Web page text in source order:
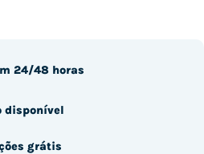
24/48 horas
disponível
grátis